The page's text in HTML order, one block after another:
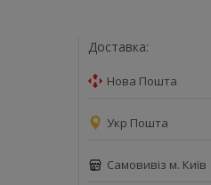
Доставка:
Нова Пошта
Укр Пошта
Самовивіз м. Київ